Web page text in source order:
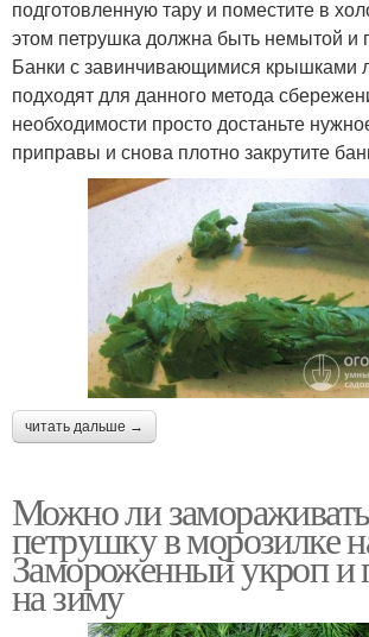
подготовленную тару и поместите в
этом петрушка должна быть немытой и
Банки с завинчивающимися крышками
подходят для данного метода
необходимости просто достаньте
приправы и снова плотно закрутите
читать дальше →
Можно ли замораживать
петрушку в морозилке
Замороженный укроп и
на зиму